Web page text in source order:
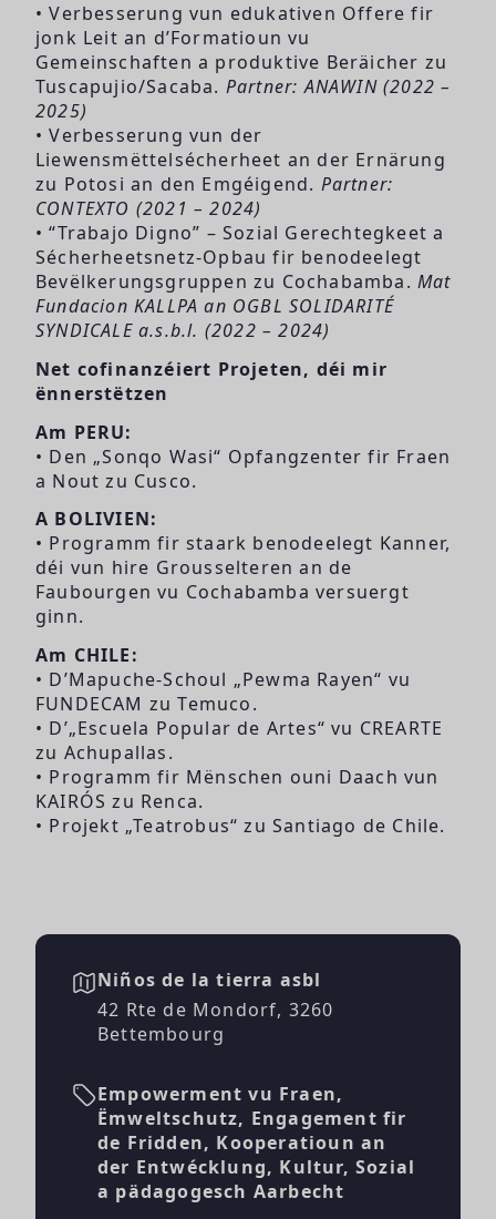
• Verbesserung vun edukativen Offere fir
jonk Leit an d’Formatioun vu
Gemeinschaften a produktive Beräicher zu
Tuscapujio/Sacaba. Partner: ANAWIN (2022 –
2025)
• Verbesserung vun der
Liewensmëttelsécherheet an der Ernärung
zu Potosi an den Emgéigend. Partner:
CONTEXTO (2021 – 2024)
• “Trabajo Digno” – Sozial Gerechtegkeet a
Sécherheetsnetz-Opbau fir benodeelegt
Bevëlkerungsgruppen zu Cochabamba.Mat
Fundacion KALLPA an OGBL SOLIDARITÉ
SYNDICALE a.s.b.l. (2022 – 2024)
Net cofinanzéiert Projeten, déi mir
ënnerstëtzen
Am PERU:
• Den „Sonqo Wasi“ Opfangzenter fir Fraen
a Nout zu Cusco.
A BOLIVIEN:
• Programm fir staark benodeelegt Kanner,
déi vun hire Grousselteren an de
Faubourgen vu Cochabamba versuergt
ginn.
Am CHILE:
• D’Mapuche-Schoul „Pewma Rayen“ vu
FUNDECAM zu Temuco.
• D’„Escuela Popular de Artes“ vu CREARTE
zu Achupallas.
• Programm fir Mënschen ouni Daach vun
KAIRÓS zu Renca.
• Projekt „Teatrobus“ zu Santiago de Chile.
Niños de la tierra asbl
42 Rte de Mondorf, 3260
Bettembourg
Empowerment vu Fraen,
Ëmweltschutz, Engagement fir
de Fridden, Kooperatioun an
der Entwécklung, Kultur, Sozial
a pädagogesch Aarbecht